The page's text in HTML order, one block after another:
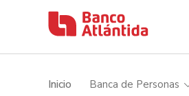
Inicio Banca de Personas